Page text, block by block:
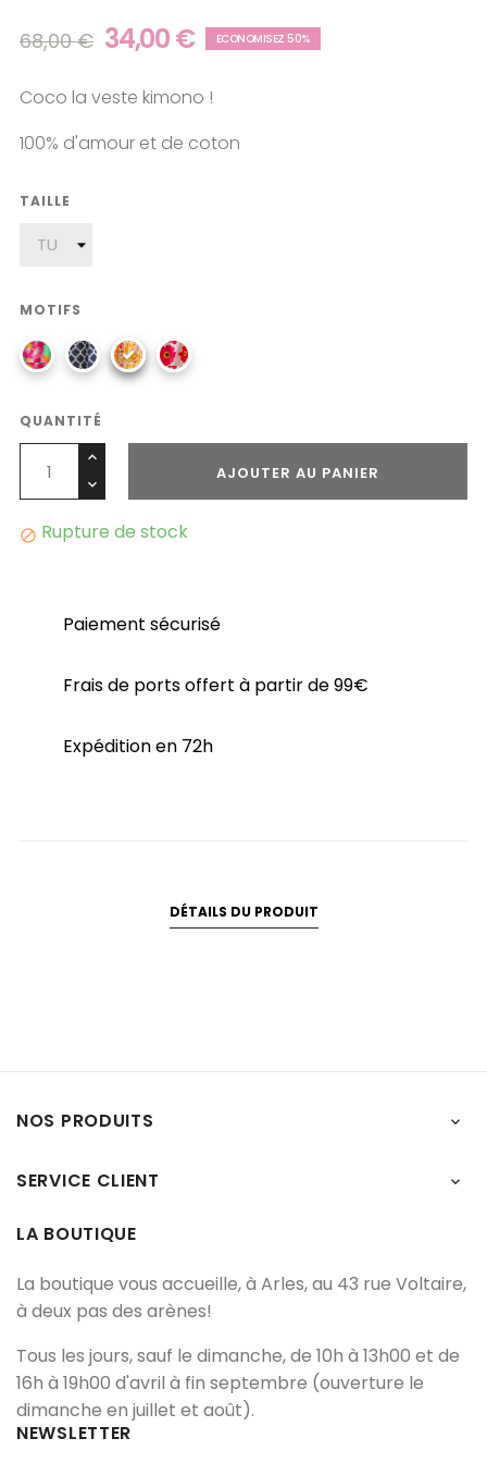
68,00 € 34,00 € ECONOMISEZ 50%
Coco la veste kimono !
100% d'amour et de coton
TAILLE
MOTIFS
QUANTITÉ
AJOUTER AU PANIER
 Rupture de stock
Paiement sécurisé
Frais de ports offert à partir de 99€
Expédition en 72h
DÉTAILS DU PRODUIT
NOS PRODUITS 
SERVICE CLIENT 
LA BOUTIQUE
La boutique vous accueille, à Arles, au 43 rue Voltaire,
à deux pas des arènes!
Tous les jours, sauf le dimanche, de 10h à 13h00 et de
16h à 19h00 d'avril à fin septembre (ouverture le
dimanche en juillet et août).
NEWSLETTER